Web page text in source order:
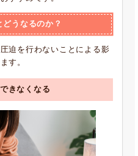
どうなるのか？
迫を行わないことによる影
す。
きなくなる